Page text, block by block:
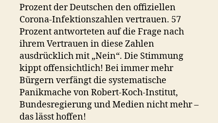
Prozent der Deutschen den offiziellen
Corona-Infektionszahlen vertrauen. 57
Prozent antworteten auf die Frage nach
ihrem Vertrauen in diese Zahlen
ausdrücklich mit „Nein“. Die Stimmung
kippt offensichtlich! Bei immer mehr
Bürgern verfängt die systematische
Panikmache von Robert-Koch-Institut,
Bundesregierung und Medien nicht mehr –
das lässt hoffen!